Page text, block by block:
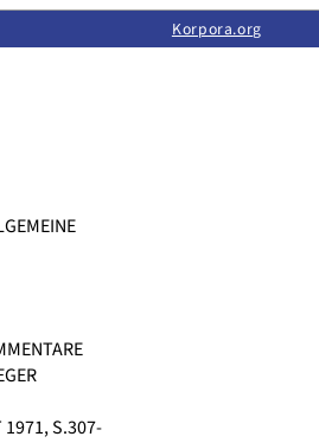
Feedback·Korpora.org
1971, S.307-
Korpora.org